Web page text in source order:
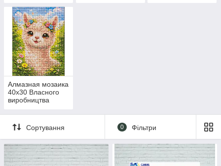
Алмазная мозаика
40x30 Власного
виробництва
Сортування 0 Фільтри